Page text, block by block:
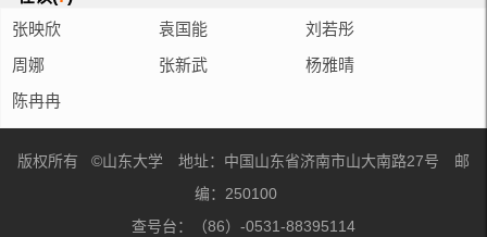
张映欣
袁国能
刘若彤
周娜
张新武
杨雅晴
陈冉冉
版权所有 ©山东大学 地址：中国山东省济南市山大南路27号 邮
编：250100
查号台：（86）-0531-88395114